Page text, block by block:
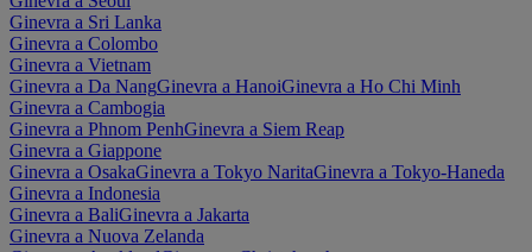
Ginevra a Sri Lanka
Ginevra a Colombo
Ginevra a Vietnam
Ginevra a Da NangGinevra a HanoiGinevra a Ho Chi Minh
Ginevra a Cambogia
Ginevra a Phnom PenhGinevra a Siem Reap
Ginevra a Giappone
Ginevra a OsakaGinevra a Tokyo NaritaGinevra a Tokyo-Haneda
Ginevra a Indonesia
Ginevra a BaliGinevra a Jakarta
Ginevra a Nuova Zelanda